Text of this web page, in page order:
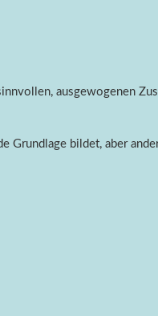
ausgewogenen
Grundlage bildet, aber